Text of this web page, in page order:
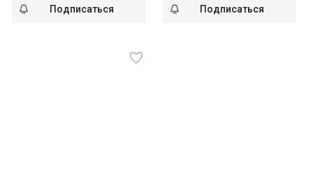
Подписаться
Подписаться